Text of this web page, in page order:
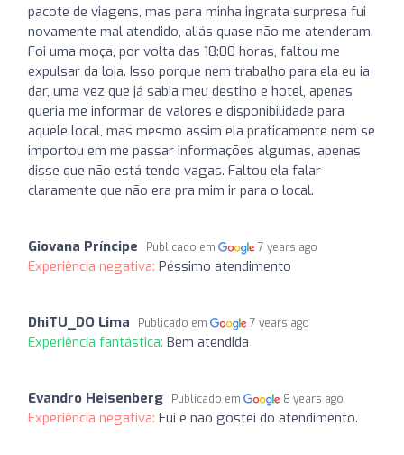
pacote de viagens, mas para minha ingrata surpresa fui
novamente mal atendido, aliás quase não me atenderam.
Foi uma moça, por volta das 18:00 horas, faltou me
expulsar da loja. Isso porque nem trabalho para ela eu ia
dar, uma vez que já sabia meu destino e hotel, apenas
queria me informar de valores e disponibilidade para
aquele local, mas mesmo assim ela praticamente nem se
importou em me passar informações algumas, apenas
disse que não está tendo vagas. Faltou ela falar
claramente que não era pra mim ir para o local.
Giovana Príncipe Publicado em 7 years ago
Experiência negativa: Péssimo atendimento
DhiTU_DO Lima Publicado em 7 years ago
Experiência fantástica: Bem atendida
Evandro Heisenberg Publicado em 8 years ago
Experiência negativa: Fui e não gostei do atendimento.